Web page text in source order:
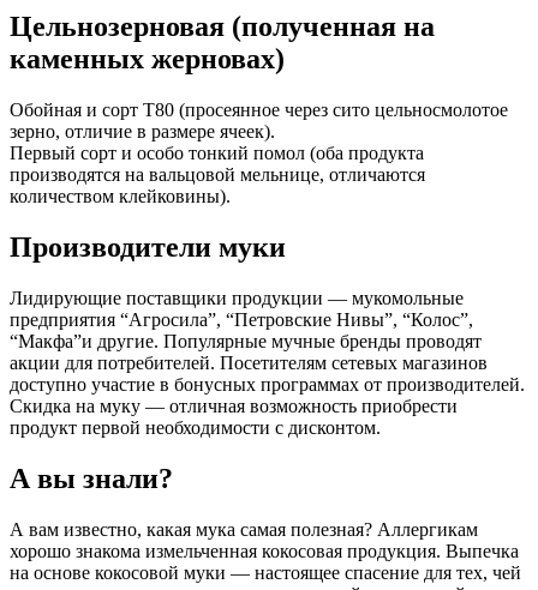
Цельнозерновая (полученная на
каменных жерновах)
Обойная и сорт Т80 (просеянное через сито цельносмолотое
зерно, отличие в размере ячеек).
Первый сорт и особо тонкий помол (оба продукта
производятся на вальцовой мельнице, отличаются
количеством клейковины).
Производители муки
Лидирующие поставщики продукции — мукомольные
предприятия “Агросила”, “Петровские Нивы”, “Колос”,
“Макфа”и другие. Популярные мучные бренды проводят
акции для потребителей. Посетителям сетевых магазинов
доступно участие в бонусных программах от производителей.
Скидка на муку — отличная возможность приобрести
продукт первой необходимости с дисконтом.
А вы знали?
А вам известно, какая мука самая полезная? Аллергикам
хорошо знакома измельченная кокосовая продукция. Выпечка
на основе кокосовой муки — настоящее спасение для тех, чей